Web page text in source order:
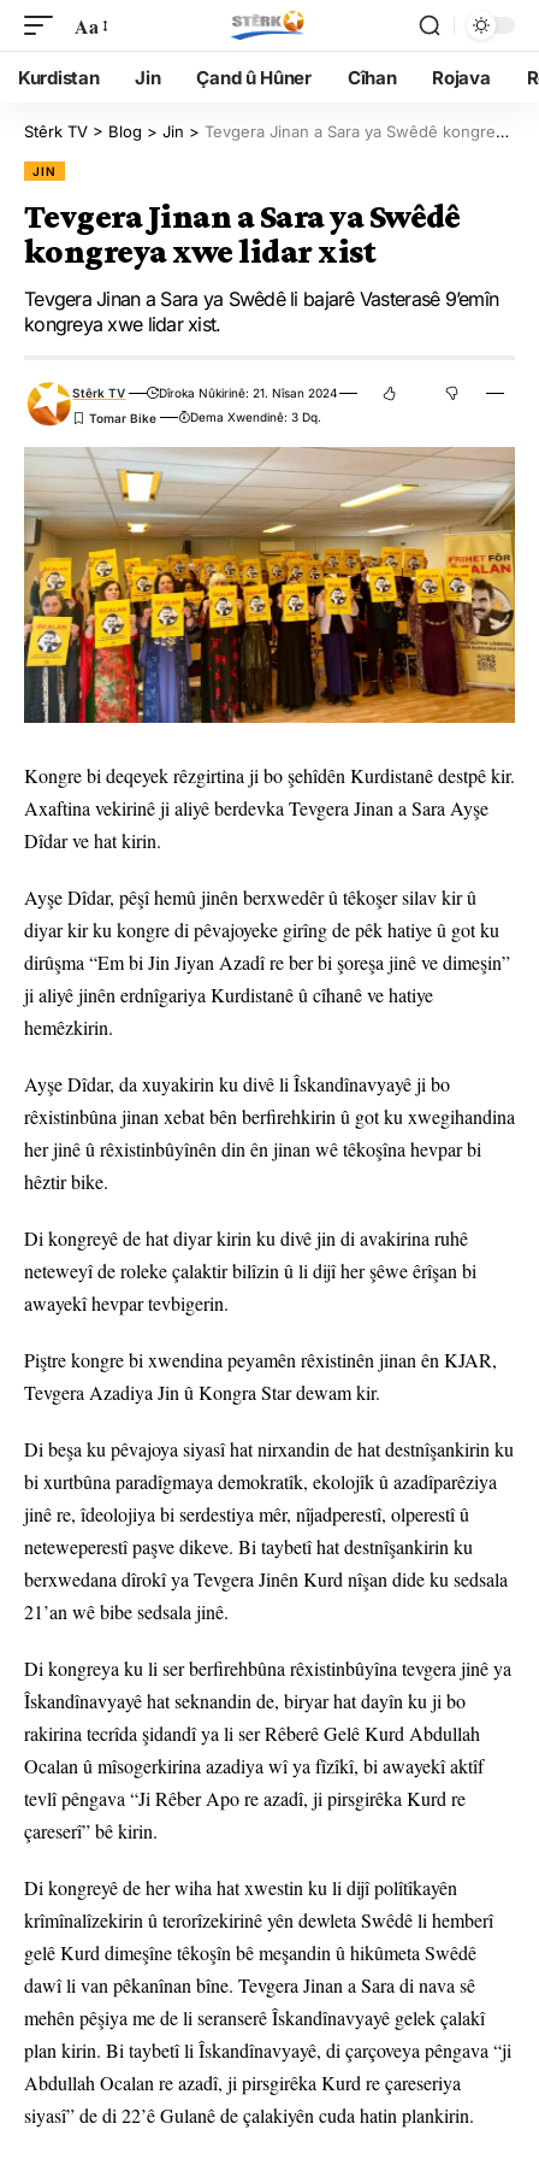
Aa
Kurdistan Jin Çand û Hûner Cîhan Rojava
Stêrk TV > Blog > Jin > Tevgera Jinan a Sara ya Swêdê kongreya xwe lidar xist
JIN
Tevgera Jinan a Sara ya Swêdê
kongreya xwe lidar xist
Tevgera Jinan a Sara ya Swêdê li bajarê Vasterasê 9’emîn
kongreya xwe lidar xist.
Stêrk TV
Dîroka Nûkirinê: 21. Nîsan 2024
Dema Xwendinê: 3 Dq.
Kongre bi deqeyek rêzgirtina ji bo şehîdên Kurdistanê destpê kir.
Axaftina vekirinê ji aliyê berdevka Tevgera Jinan a Sara Ayşe
Dîdar ve hat kirin.
Ayşe Dîdar, pêşî hemû jinên berxwedêr û têkoşer silav kir û
diyar kir ku kongre di pêvajoyeke girîng de pêk hatiye û got ku
dirûşma “Em bi Jin Jiyan Azadî re ber bi şoreşa jinê ve dimeşin”
ji aliyê jinên erdnîgariya Kurdistanê û cîhanê ve hatiye
hemêzkirin.
Ayşe Dîdar, da xuyakirin ku divê li Îskandînavyayê ji bo
rêxistinbûna jinan xebat bên berfirehkirin û got ku xwegihandina
her jinê û rêxistinbûyînên din ên jinan wê têkoşîna hevpar bi
hêztir bike.
Di kongreyê de hat diyar kirin ku divê jin di avakirina ruhê
neteweyî de roleke çalaktir bilîzin û li dijî her şêwe êrîşan bi
awayekî hevpar tevbigerin.
Piştre kongre bi xwendina peyamên rêxistinên jinan ên KJAR,
Tevgera Azadiya Jin û Kongra Star dewam kir.
Di beşa ku pêvajoya siyasî hat nirxandin de hat destnîşankirin ku
bi xurtbûna paradîgmaya demokratîk, ekolojîk û azadîparêziya
jinê re, îdeolojiya bi serdestiya mêr, nîjadperestî, olperestî û
neteweperestî paşve dikeve. Bi taybetî hat destnîşankirin ku
berxwedana dîrokî ya Tevgera Jinên Kurd nîşan dide ku sedsala
21’an wê bibe sedsala jinê.
Di kongreya ku li ser berfirehbûna rêxistinbûyîna tevgera jinê ya
Îskandînavyayê hat seknandin de, biryar hat dayîn ku ji bo
rakirina tecrîda şidandî ya li ser Rêberê Gelê Kurd Abdullah
Ocalan û mîsogerkirina azadiya wî ya fîzîkî, bi awayekî aktîf
tevlî pêngava “Ji Rêber Apo re azadî, ji pirsgirêka Kurd re
çareserî” bê kirin.
Di kongreyê de her wiha hat xwestin ku li dijî polîtîkayên
krîmînalîzekirin û terorîzekirinê yên dewleta Swêdê li hemberî
gelê Kurd dimeşîne têkoşîn bê meşandin û hikûmeta Swêdê
dawî li van pêkanînan bîne. Tevgera Jinan a Sara di nava sê
mehên pêşiya me de li seranserê Îskandînavyayê gelek çalakî
plan kirin. Bi taybetî li Îskandînavyayê, di çarçoveya pêngava “ji
Abdullah Ocalan re azadî, ji pirsgirêka Kurd re çareseriya
siyasî” de di 22’ê Gulanê de çalakiyên cuda hatin plankirin.